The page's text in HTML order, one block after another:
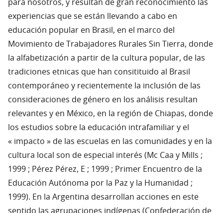
para nosotros, y resultan de gran reconocimiento las
experiencias que se están llevando a cabo en
educación popular en Brasil, en el marco del
Movimiento de Trabajadores Rurales Sin Tierra, donde
la alfabetización a partir de la cultura popular, de las
tradiciones etnicas que han consitituido al Brasil
contemporáneo y recientemente la inclusión de las
consideraciones de género en los análisis resultan
relevantes y en México, en la región de Chiapas, donde
los estudios sobre la educación intrafamiliar y el
« impacto » de las escuelas en las comunidades y en la
cultura local son de especial interés (Mc Caa y Mills ;
1999 ; Pérez Pérez, E ; 1999 ; Primer Encuentro de la
Educación Autónoma por la Paz y la Humanidad ;
1999). En la Argentina desarrollan acciones en este
sentido las agrupaciones indígenas (Confederación de